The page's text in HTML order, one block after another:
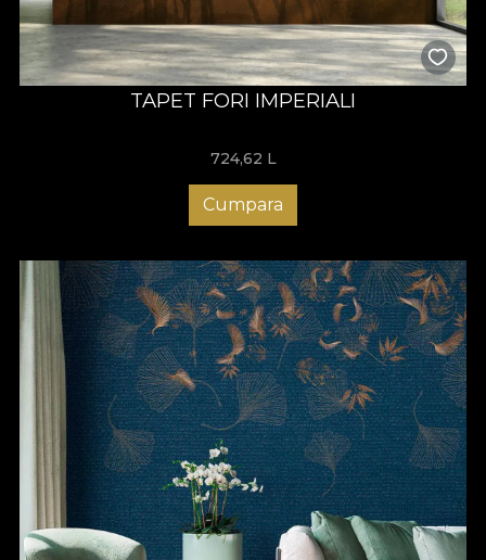
TAPET FORI IMPERIALI
724,62 L
Cumpara